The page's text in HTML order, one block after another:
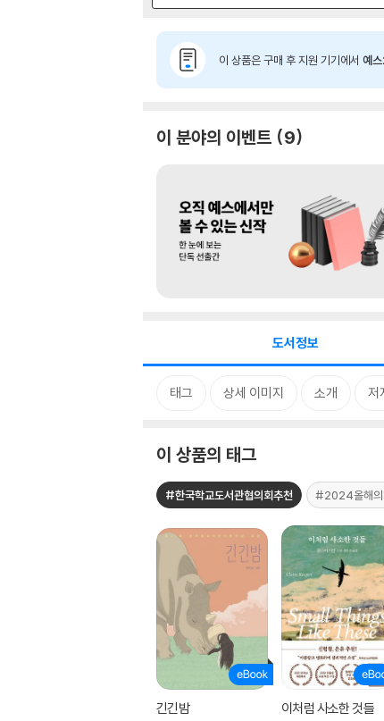
이 상품은 구매 후 지원 기기에서 예
이 분야의 이벤트 9
도서정보
태그 상세 이미지 소개 저
이 상품의 태그
#한국학교도서관협의회추천 #2024올해의
긴긴밤 이처럼 사소한 것들